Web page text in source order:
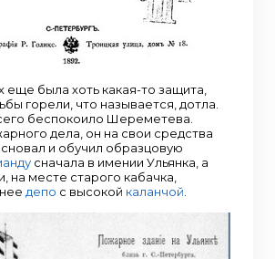
еще была хоть какая-то защита,
горели, что называется, дотла.
беспокоило Шереметева.
дела, он на свои средства
и обучил образцовую
сначала в имении Ульянка, а
на месте старого кабачка,
депо с высокой каланчой.